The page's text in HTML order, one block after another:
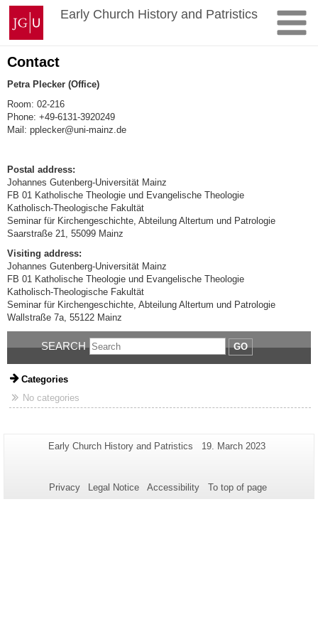
Skip
content
Johannes
Gutenberg
University
Mainz
Early Church History and Patristics
Contact
Petra Plecker (Office)
Room: 02-216
Phone: +49-6131-3920249
Mail: pplecker@uni-mainz.de
Postal address:
Johannes Gutenberg-Universität Mainz
FB 01 Katholische Theologie und Evangelische Theologie
Katholisch-Theologische Fakultät
Seminar für Kirchengeschichte, Abteilung Altertum und Patrologie
Saarstraße 21, 55099 Mainz
Visiting address:
Johannes Gutenberg-Universität Mainz
FB 01 Katholische Theologie und Evangelische Theologie
Katholisch-Theologische Fakultät
Seminar für Kirchengeschichte, Abteilung Altertum und Patrologie
Wallstraße 7a, 55122 Mainz
SEARCH GO
Categories
No categories
Additional
this
Page-
Early Church History and Patristics
Last
19. March 2023
Privacy Legal Notice Accessibility To top of page